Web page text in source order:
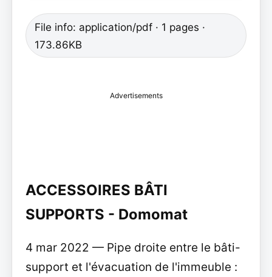
File info: application/pdf · 1 pages ·
173.86KB
Advertisements
ACCESSOIRES BÂTI
SUPPORTS - Domomat
4 mar 2022 — Pipe droite entre le bâti-
support et l'évacuation de l'immeuble :